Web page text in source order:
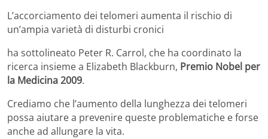
L’accorciamento dei telomeri aumenta il rischio di
un’ampia varietà di disturbi cronici
ha sottolineato Peter R. Carrol, che ha coordinato la
ricerca insieme a Elizabeth Blackburn, Premio Nobel per
la Medicina 2009.
Crediamo che l’aumento della lunghezza dei telomeri
possa aiutare a prevenire queste problematiche e forse
anche ad allungare la vita.